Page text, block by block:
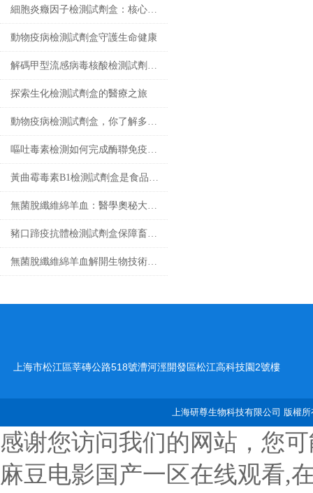
細胞炎癥因子檢測試劑盒：核心技術與檢測原理全解析
動物疫病檢測試劑盒守護生命健康
解碼甲型流感病毒核酸檢測試劑盒奧秘，精準鎖定病毒
探索生化檢測試劑盒的醫療之旅
動物疫病檢測試劑盒，你了解多少？
嘔吐毒素檢測如何完成酶聯免疫試驗
黃曲霉毒素B1檢測試劑盒是食品安全的新工具
無菌脫纖維綿羊血：醫學奧秘大揭秘！
豬口蹄疫抗體檢測試劑盒保障畜牧業健康發展的重要工具
無菌脫纖維綿羊血解開生物技術的奇跡
上海市松江區莘磚公路518號漕河涇開發區松江高科技園2號樓
上海研尊生物科技有限公司 版權
感谢您访问我们的网站，您
麻豆电影国产一区在线观看,